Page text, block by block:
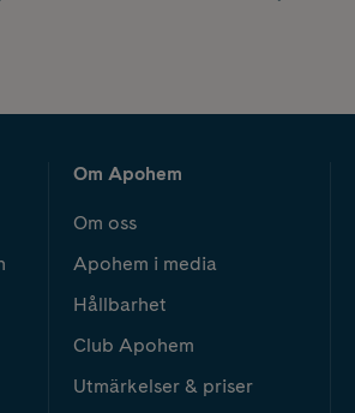
Om Apohem
Om oss
Apohem i media
Hållbarhet
Club Apohem
Utmärkelser & priser